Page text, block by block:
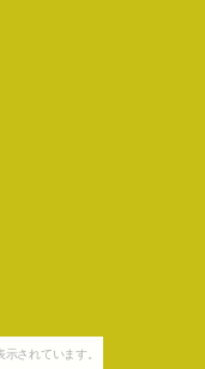
されています。